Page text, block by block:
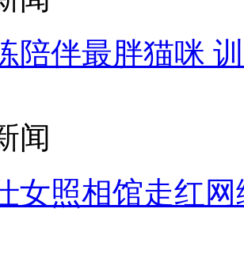
陪伴最胖猫咪
闻
女照相馆走红网